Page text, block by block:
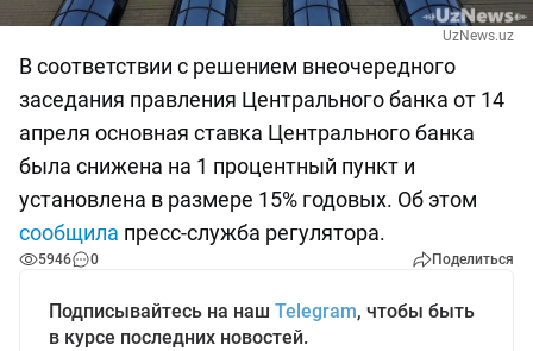
UzNews.uz
В соответствии с решением внеочередного
заседания правления Центрального банка от 14
апреля основная ставка Центрального банка
была снижена на 1 процентный пункт и
установлена в размере 15% годовых. Об этом
сообщила пресс-служба регулятора.
5946 0 Поделиться
Подписывайтесь на наш Telegram, чтобы быть
в курсе последних новостей.